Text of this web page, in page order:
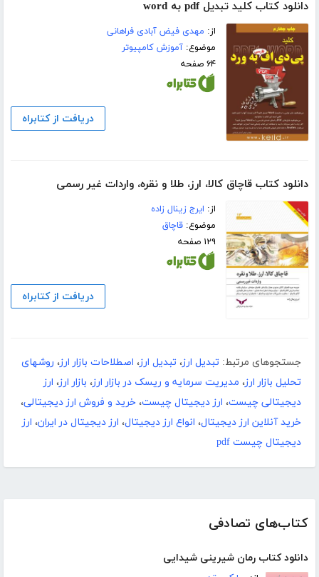
کتاب‌های تصادفی
دانلود کتاب رمان شیرینی شیدایی
دانلود کتاب کلید تبدیل pdf به word
از: مهدی فیض آبادی فراهانی
موضوع:آموزش کامپیوتر
۶۴ صفحه
دریافت از کتابراه
دانلود کتاب قاچاق کالا، ارز، طلا و نقره، واردات غیر رسمی
از: ایرج زینال زاده
موضوع:قاچاق
۱۲۹ صفحه
دریافت از کتابراه
جستجوهای مرتبط: تبدیل ارز، تبدیل ارز، اصطلاحات بازار ارز، روشهای
تحلیل بازار ارز، مدیریت سرمایه و ریسک در بازار ارز، بازار ارز، ارز
دیجیتالی چیست، ارز دیجیتال چیست، خرید و فروش ارز دیجیتالی،
خرید آنلاین ارز دیجیتال، انواع ارز دیجیتال، ارز دیجیتال در ایران، ارز
دیجیتال چیست pdf